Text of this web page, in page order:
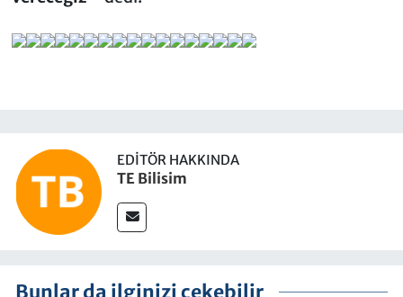
EDITÖR HAKKINDA
TE Bilisim
Bunlar da ilginizi çekebilir